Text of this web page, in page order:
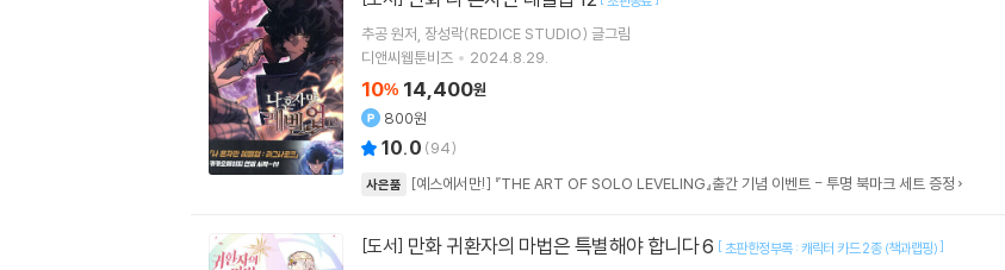
추공원저 장성락(REDICE STUDIO) 글그림
디앤씨웹툰비즈
2024.8.29.
10% 14,400원
800원
10.0 (94)
사은품 [예스에서만!] 『THE ART OF SOLO LEVELING』출간 기념 이벤트 - 투명 북마크 세트 증정
[도서] 만화 귀환자의 마법은 특별해야 합니다 6 [초판한정부록 : 캐릭터 카드 2종 (책과랩핑)]